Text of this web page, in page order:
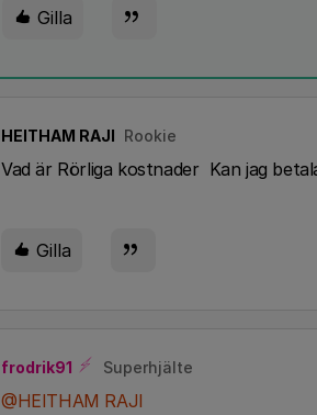
Gilla
HEITHAM RAJI Rookie
Vad är Rörliga kostnader Kan jag
Gilla
frodrik91 Superhjälte
@HEITHAM RAJI